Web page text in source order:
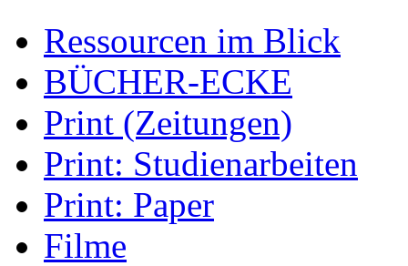
Ressourcen im Blick
BÜCHER-ECKE
Print (Zeitungen)
Print: Studienarbeiten
Print: Paper
Filme